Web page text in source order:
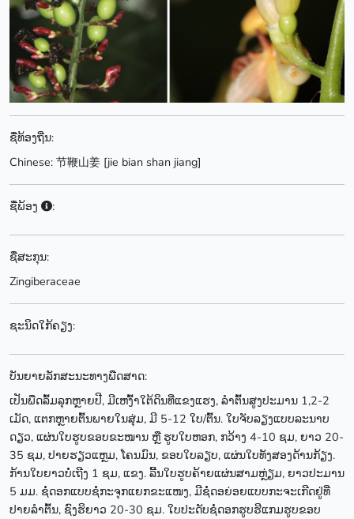
ຊື່ທ້ອງຖີ່ນ:
Chinese: 节鞭山姜 [jie bian shan jiang]
ຊື່ພ້ອງ :
ຊື່ສະກຸນ:
Zingiberaceae
ຊະນິດໃກ້ຄຽງ:
ບັນຍາຍລັກສະນະທາງພືດສາດ:
ເປັນພືດລົ້ມລຸກຫຼາຍປີ, ມີເຫງົ້າໃຕ້ດິນທີ່ແຂງແຮງ, ລຳຕົ້ນສູງປະມານ 1,2-2
ເມັດ, ແຕກຫຼາຍຕົ້ນພາຍໃນສຸ່ມ, ມີ 5-12 ໃບ/ຕົ້ນ. ໃບຈັບລຽງແບບລະນາບ
ດຽວ, ແຜ່ນໃບຮູບຂອບຂະໜານ ຫຼື ຮູບໃບຫອກ, ກວ້າງ 4-10 ຊມ, ຍາວ 20-
35 ຊມ, ປາຍຮຽວແຫຼມ, ໂຄນມົນ, ຂອບໃບລຽບ, ແຜ່ນໃບທັງສອງດ້ານກ້ຽງ.
ກ້ານໃບຍາວບໍ່ເຖີງ 1 ຊມ, ແຂງ. ລີ້ນໃບຮູບຄ້າຍແຜ່ນສາມຫຼ່ຽມ, ຍາວປະມານ
5 ມມ. ຊໍ່ດອກແບບຊໍ່ກະຈຸກແຍກຂະແໜງ, ມີຊໍ່ດອຍ່ອຍແບບກະຈະເກີດຢູ່ທີ່
ປາຍລຳຕົ້ນ, ຊົງຮິຍາວ 20-30 ຊມ. ໃບປະດັບຊໍ່ດອກຮູບຮີແກມຮູບຂອບ